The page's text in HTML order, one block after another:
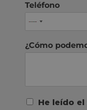
Teléfono
¿Cómo
A
He leído el